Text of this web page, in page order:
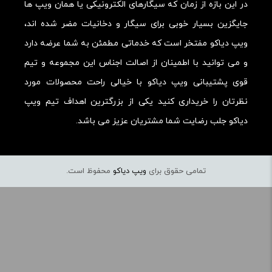
در این بازه از زمان که سیگارهای الکترونیکی یا همان ویپ ها
جایگزین بسیار خوبی برای سیگار و دخانیات مضر شده اند،
ویپ دیاکو مفتخر است که خدماتی مطمئن به شما عرضه دارد
و می توانید با اطمینان از اصالت اجناس این مجموعه و تیم
قوی پشتیبانی ویپ دیاکو با خیالی راحت محصولات مورد
نظرتان را خریداری کنید یکی از بزرگترین اهداف تیم ویپ
دیاکو جلب رضایت شما مشتریان عزیز می باشد.
تمامی حقوق برای ویپ دیاکو محفوظ است.